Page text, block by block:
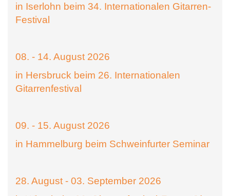
in Iserlohn beim 34. Internationalen Gitarren-
Festival
08. - 14. August 2026
in Hersbruck beim 26. Internationalen
Gitarrenfestival
09. - 15. August 2026
in Hammelburg beim Schweinfurter Seminar
28. August - 03. September 2026